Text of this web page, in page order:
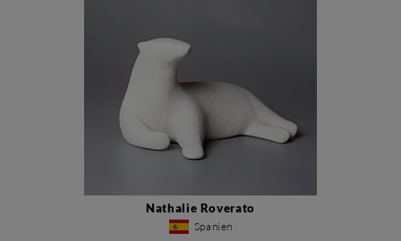
Nathalie Roverato
Spanien